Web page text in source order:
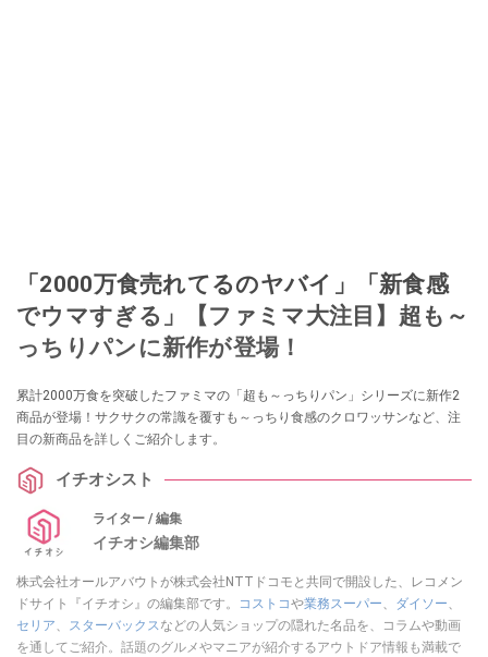
「2000万食売れてるのヤバイ」「新食感
でウマすぎる」【ファミマ大注目】超も～
っちりパンに新作が登場！
累計2000万食を突破したファミマの「超も～っちりパン」シリーズに新作2
商品が登場！サクサクの常識を覆すも～っちり食感のクロワッサンなど、注
目の新商品を詳しくご紹介します。
イチオシスト
ライター / 編集
イチオシ編集部
株式会社オールアバウトが株式会社NTTドコモと共同で開設した、レコメン
ドサイト『イチオシ』の編集部です。
コストコや業務スーパー、 ダイソー、
セリア、 スターバックスなどの人気ショップの隠れた名品を、コラムや動画
を通してご紹介。話題のグルメやマニアが紹介するアウトドア情報も満載で